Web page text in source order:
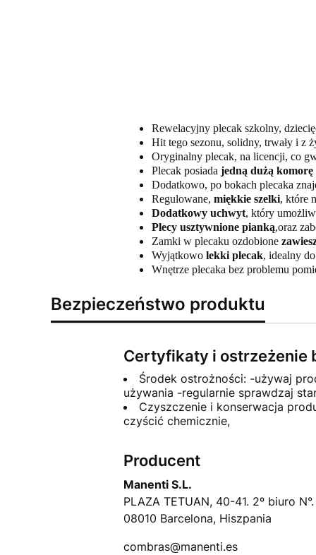
Rewelacyjny plecak szkolny,
Hit tego sezonu, solidny, trwały i z
Oryginalny plecak, na licencji, co
Plecak posiada jedną dużą komorę
Dodatkowo, po bokach plecaka
Regulowane, miękkie szelki, które
Dodatkowy uchwyt, który
Plecy usztywnione pianką,oraz
Zamki w plecaku ozdobione
Wyjątkowo lekki plecak, idealny
Wnętrze plecaka bez problemu
Bezpieczeństwo produktu
Certyfikaty i ostrzeżenie
Środek ostrożności: -używaj
używania -regularnie sprawdzaj
Czyszczenie i konserwacja
czyścić chemicznie,
Producent
Manenti S.L.
PLAZA TETUAN, 40-41. 2º biuro
08010 Barcelona, Hiszpania
combras@manenti.es